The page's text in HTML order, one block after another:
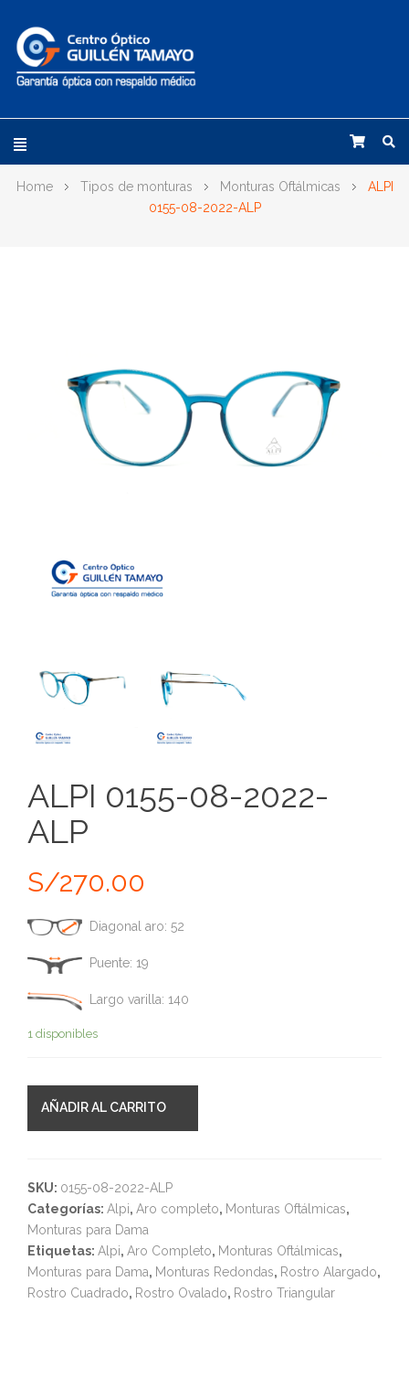
Home Tipos de monturas Monturas Oftálmicas
ALPI
0155-08-2022-ALP
ALPI 0155-08-2022-
ALP
S/270.00
Diagonal aro: 52
Puente: 19
Largo varilla: 140
1 disponibles
AÑADIR AL CARRITO
SKU: 0155-08-2022-ALP
Categorías: Alpi, Aro completo, Monturas Oftálmicas,
Monturas para Dama
Etiquetas: Alpi, Aro Completo, Monturas Oftálmicas,
Monturas para Dama, Monturas Redondas, Rostro Alargado,
Rostro Cuadrado, Rostro Ovalado, Rostro Triangular